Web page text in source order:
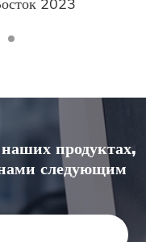
продуктах,
следующим